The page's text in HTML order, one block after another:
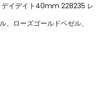
デイデイト40mm 228235 レ
、ローズゴールドベゼル、